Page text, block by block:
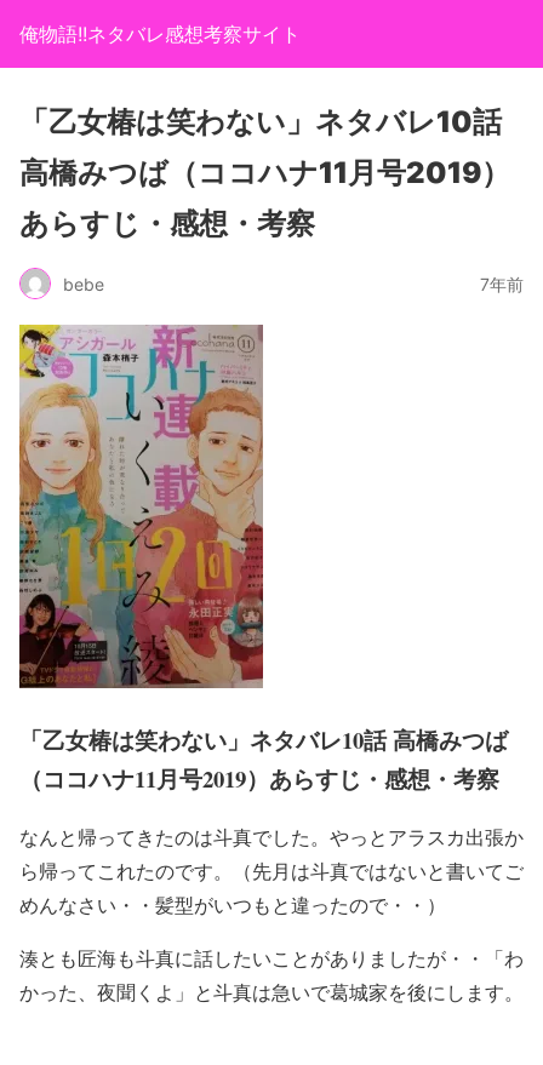
俺物語!!ネタバレ感想考察サイト
「乙女椿は笑わない」ネタバレ10話
高橋みつば（ココハナ11月号2019）
あらすじ・感想・考察
bebe 7年前
「乙女椿は笑わない」ネタバレ10話 高橋みつば
（ココハナ11月号2019）あらすじ・感想・考察
なんと帰ってきたのは斗真でした。やっとアラスカ出張か
ら帰ってこれたのです。（先月は斗真ではないと書いてご
めんなさい・・髪型がいつもと違ったので・・）
湊とも匠海も斗真に話したいことがありましたが・・「わ
かった、夜聞くよ」と斗真は急いで葛城家を後にします。